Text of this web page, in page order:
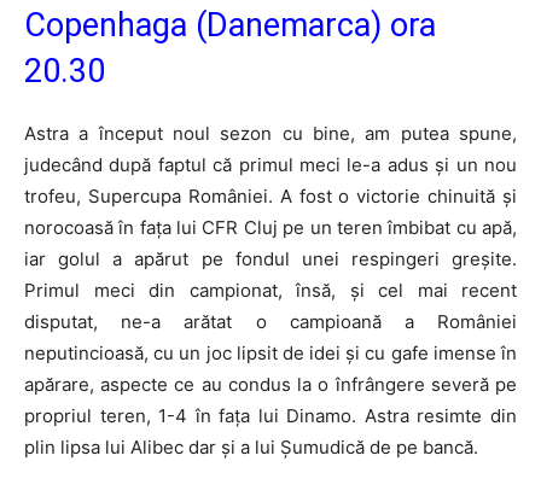
Copenhaga (Danemarca) ora
20.30
Astra a început noul sezon cu bine, am putea spune,
judecând după faptul că primul meci le-a adus și un nou
trofeu, Supercupa României. A fost o victorie chinuită și
norocoasă în fața lui CFR Cluj pe un teren îmbibat cu apă,
iar golul a apărut pe fondul unei respingeri greșite.
Primul meci din campionat, însă, și cel mai recent
disputat, ne-a arătat o campioană a României
neputincioasă, cu un joc lipsit de idei și cu gafe imense în
apărare, aspecte ce au condus la o înfrângere severă pe
propriul teren, 1-4 în fața lui Dinamo. Astra resimte din
plin lipsa lui Alibec dar și a lui Șumudică de pe bancă.